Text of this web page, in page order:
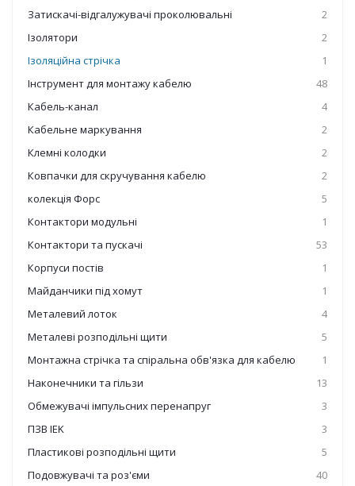
Затискачі-відгалужувачі проколювальні
2
Ізолятори
2
Ізоляційна стрічка
1
Інструмент для монтажу кабелю
48
Кабель-канал
4
Кабельне маркування
2
Клемні колодки
2
Ковпачки для скручування кабелю
2
колекція Форс
5
Контактори модульні
1
Контактори та пускачі
53
Корпуси постів
1
Майданчики під хомут
1
Металевий лоток
4
Металеві розподільні щити
5
Монтажна стрічка та спіральна обв'язка для кабелю
1
Наконечники та гільзи
13
Обмежувачі імпульсних перенапруг
3
ПЗВ IEK
3
Пластикові розподільні щити
5
Подовжувачі та роз'єми
40